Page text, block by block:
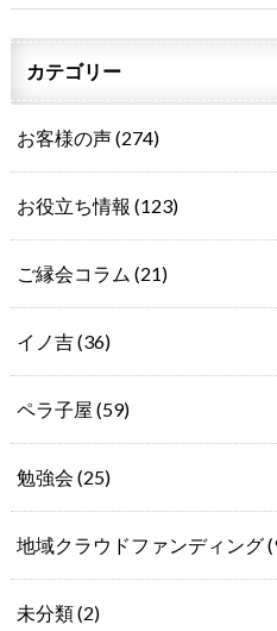
カテゴリー
お客様の声(274)
お役立ち情報 (123)
ご縁会コラム (21)
イノ吉(36)
ペラ子屋 (59)
勉強会 (25)
地域クラウドファンディング
未分類(2)